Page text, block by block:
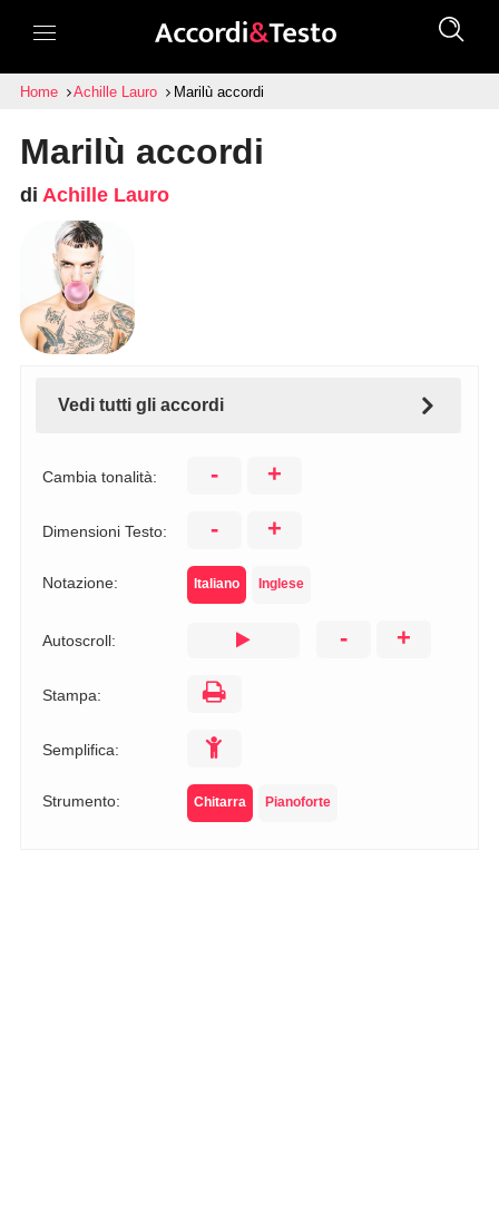
Home Achille Lauro Marilù accordi
Marilù accordi
di Achille Lauro
Vedi tutti gli accordi
Cambia tonalità: - +
Dimensioni Testo: - +
Notazione: Italiano Inglese
Autoscroll: - +
Stampa:
Semplifica:
Strumento: Chitarra Pianoforte